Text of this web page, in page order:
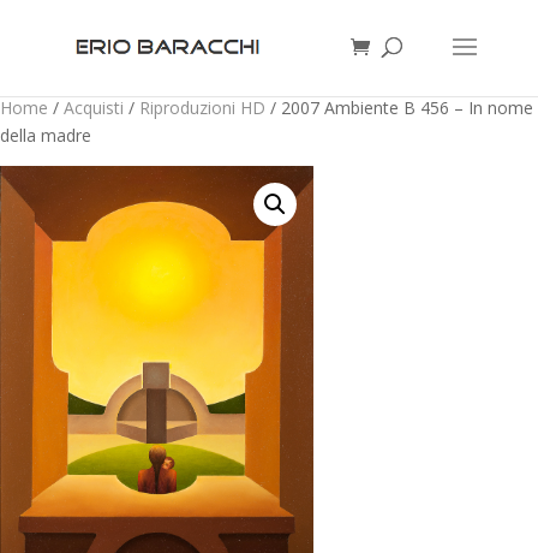
Home / Acquisti / Riproduzioni HD / 2007 Ambiente B 456 – In nome
della madre